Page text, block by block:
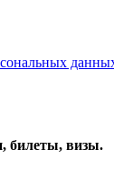
билеты, визы.